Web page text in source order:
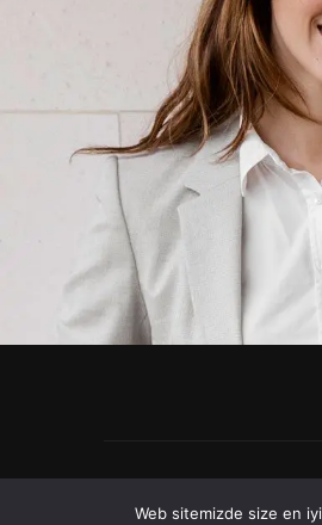
Web sitemizde size en